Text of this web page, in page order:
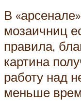
В
мозаичниц
правила,
картина
работу над
меньше